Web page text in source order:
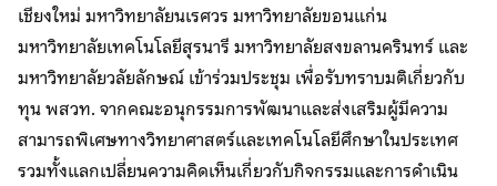
เชียงใหม่ มหาวิทยาลัยนเรศวร มหาวิทยาลัยขอนแก่น
มหาวิทยาลัยเทคโนโลยีสุรนารี มหาวิทยาลัยสงขลานครินทร์ และ
มหาวิทยาลัยวลัยลักษณ์ เข้าร่วมประชุม เพื่อรับทราบมติเกี่ยวกับ
ทุน พสวท. จากคณะอนุกรรมการพัฒนาและส่งเสริมผู้มีความ
สามารถพิเศษทางวิทยาศาสตร์และเทคโนโลยีศึกษาในประเทศ
รวมทั้งแลกเปลี่ยนความคิดเห็นเกี่ยวกับกิจกรรมและการดำเนิน